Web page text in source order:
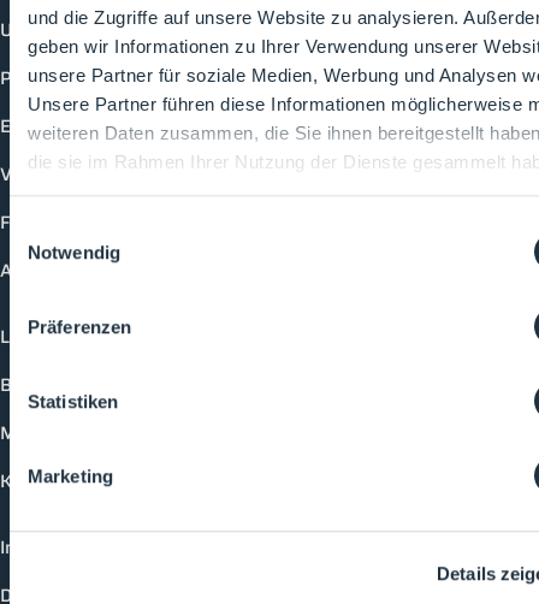
und die Zugriffe auf unsere Website zu analysieren.
geben wir Informationen zu Ihrer Verwendung unserer
unsere Partner für soziale Medien, Werbung und Analysen
Unsere Partner führen diese Informationen möglicherweise
weiteren Daten zusammen, die Sie ihnen bereitgestellt
die sie im Rahmen Ihrer Nutzung der Dienste gesammelt
Einwilligungsauswahl
Notwendig
Präferenzen
Statistiken
Marketing
Details
Unternehmen
Produkte
Events
Vorträge
Future-Faces
Academy
Login
Buchungsmöglichkeiten
Medienformate
Kontakt
Impressum
Datenschutzerklärung